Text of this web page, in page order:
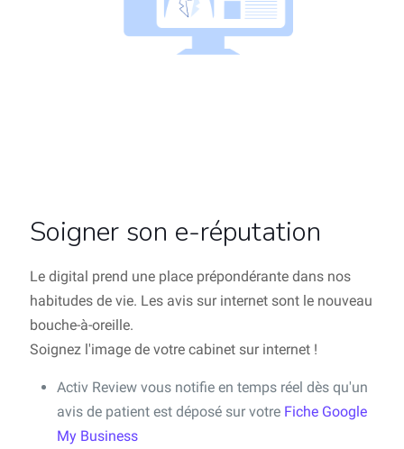
Soigner son e-réputation
Le digital prend une place prépondérante dans nos
habitudes de vie. Les avis sur internet sont le nouveau
bouche-à-oreille.
Soignez l'image de votre cabinet sur internet !
Activ Review vous notifie en temps réel dès qu'un
avis de patient est déposé sur votre Fiche Google
My Business